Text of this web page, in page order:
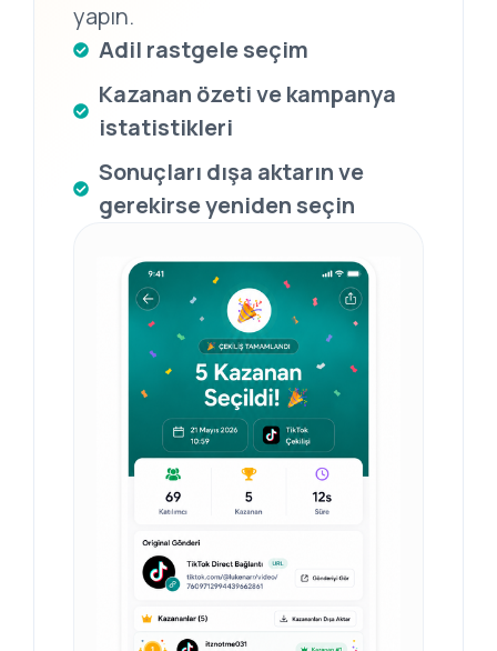
yapın.
Adil rastgele seçim
Kazanan özeti ve kampanya
istatistikleri
Sonuçları dışa aktarın ve
gerekirse yeniden seçin